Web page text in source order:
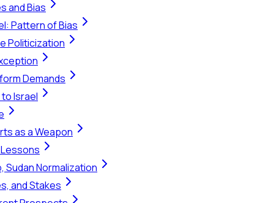
and Bias
Pattern of Bias
Politicization
Demands
Israel
as a Weapon
Sudan Normalization
and Stakes